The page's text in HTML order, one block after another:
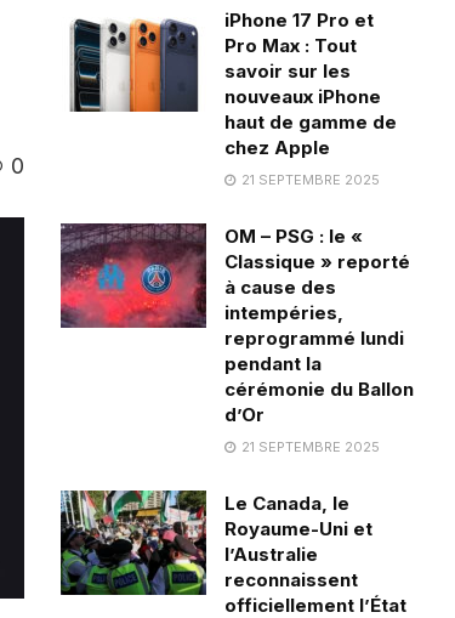
0
iPhone 17 Pro et
Pro Max : Tout
savoir sur les
nouveaux iPhone
haut de gamme de
chez Apple
21 SEPTEMBRE 2025
OM – PSG : le «
Classique » reporté
à cause des
intempéries,
reprogrammé lundi
pendant la
cérémonie du Ballon
d’Or
21 SEPTEMBRE 2025
Le Canada, le
Royaume-Uni et
l’Australie
reconnaissent
officiellement l’État